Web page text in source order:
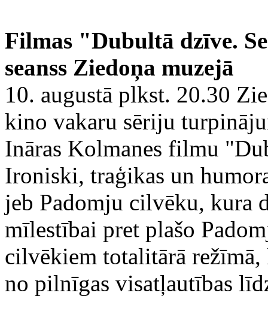
Filmas "Dubultā dzīve.
seanss Ziedoņa muzejā
10. augustā plkst. 20.30
kino vakaru sēriju
Ināras Kolmanes filmu
Ironiski, traģikas un
jeb Padomju cilvēku, kura
mīlestībai pret plašo
cilvēkiem totalitārā režīmā,
no pilnīgas visatļautības